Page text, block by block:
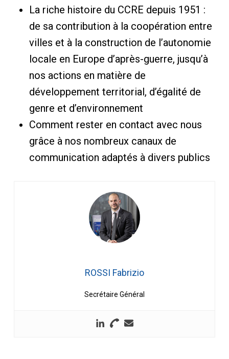
La riche histoire du CCRE depuis 1951 :
de sa contribution à la coopération entre
villes et à la construction de l’autonomie
locale en Europe d’après-guerre, jusqu’à
nos actions en matière de
développement territorial, d’égalité de
genre et d’environnement
Comment rester en contact avec nous
grâce à nos nombreux canaux de
communication adaptés à divers publics
ROSSI Fabrizio
Secrétaire Général